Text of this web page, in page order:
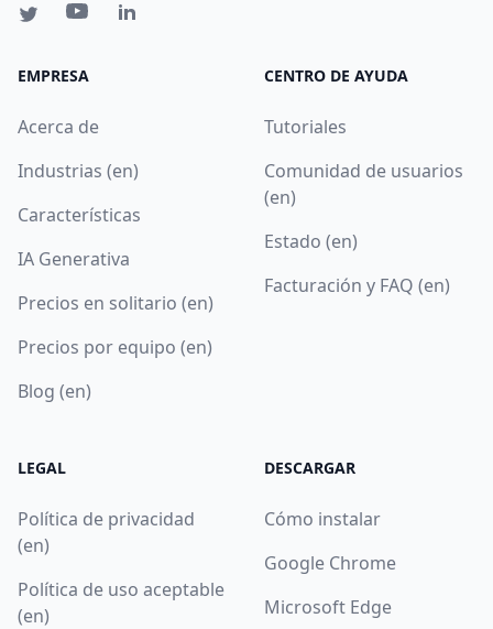
EMPRESA
Acerca de
Industrias (en)
Características
IA Generativa
Precios en solitario (en)
Precios por equipo (en)
Blog (en)
CENTRO DE AYUDA
Tutoriales
Comunidad de usuarios
(en)
Estado (en)
Facturación y FAQ (en)
LEGAL
Política de privacidad
(en)
Política de uso aceptable
(en)
DESCARGAR
Cómo instalar
Google Chrome
Microsoft Edge